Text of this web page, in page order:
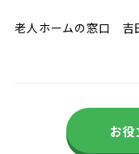
老人ホームの窓口 吉
お